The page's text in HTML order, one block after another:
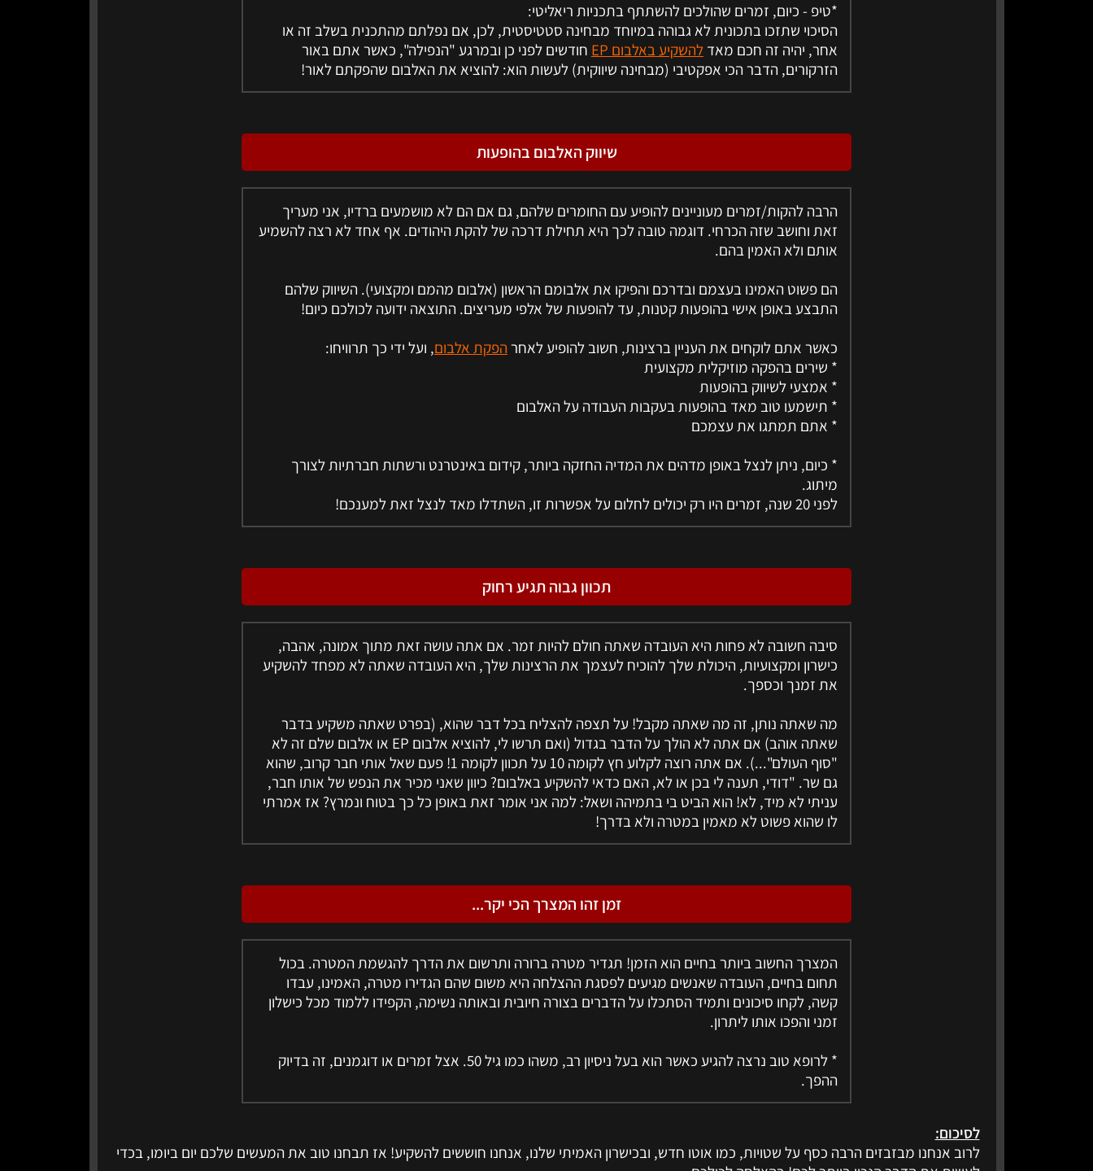
*טיפ - כיום, זמרים שהולכים להשתתף בתכניות ריאליטי:
הסיכוי שתזכו בתכונית לא גבוהה במיוחד מבחינה סטטיסטית, לכן, אם נפלתם מהתכנית בשלב זה או
אחר, יהיה זה חכם מאד להשקיע באלבום EP
חודשים לפני כן ובמרגע "הנפילה", כאשר אתם באור
הזרקורים, הדבר הכי אפקטיבי (מבחינה שיווקית) לעשות הוא: להוציא את האלבום שהפקתם לאור!
שיווק האלבום בהופעות
הרבה להקות/זמרים מעוניינים להופיע עם החומרים שלהם, גם אם הם לא מושמעים ברדיו, אני מעריך
זאת וחושב שזה הכרחי. דוגמה טובה לכך היא תחילת דרכה של להקת היהודים. אף אחד לא רצה להשמיע
אותם ולא האמין בהם.
הם פשוט האמינו בעצמם ובדרכם והפיקו את אלבומם הראשון (אלבום מהמם ומקצועי). השיווק שלהם
התבצע באופן אישי בהופעות קטנות, עד להופעות של אלפי מעריצים. התוצאה ידועה לכולכם כיום!
כאשר אתם לוקחים את העניין ברצינות, חשוב להופיע לאחר הפקת אלבום, ועל ידי כך תרוויחו:
* שירים בהפקה מוזיקלית מקצועית
* אמצעי לשיווק בהופעות
* תישמעו טוב מאד בהופעות בעקבות העבודה על האלבום
* אתם תמתגו את עצמכם
* כיום, ניתן לנצל באופן מדהים את המדיה החזקה ביותר, קידום באינטרנט ורשתות חברתיות לצורך
מיתוג.
לפני 20 שנה, זמרים היו רק יכולים לחלום על אפשרות זו, השתדלו מאד לנצל זאת למענכם!
תכוון גבוה תגיע רחוק
סיבה חשובה לא פחות היא העובדה שאתה חולם להיות זמר. אם אתה עושה זאת מתוך אמונה, אהבה,
כישרון ומקצועיות, היכולת שלך להוכיח לעצמך את הרצינות שלך, היא העובדה שאתה לא מפחד להשקיע
את זמנך וכספך.
מה שאתה נותן, זה מה שאתה מקבל! על תצפה להצליח בכל דבר שהוא, (בפרט שאתה משקיע בדבר
שאתה אוהב) אם אתה לא הולך על הדבר בגדול (ואם תרשו לי, להוציא אלבום EP או אלבום שלם זה לא
"סוף העולם"...). אם אתה רוצה לקלוע חץ לקומה 10 על תכוון לקומה 1! פעם שאל אותי חבר קרוב, שהוא
גם שר. "דודי, תענה לי בכן או לא, האם כדאי להשקיע באלבום? כיוון שאני מכיר את הנפש של אותו חבר,
עניתי לא מיד, לא! הוא הביט בי בתמיהה ושאל: למה אני אומר זאת באופן כל כך בטוח ונמרץ? אז אמרתי
לו שהוא פשוט לא מאמין במטרה ולא בדרך!
זמן זהו המצרך הכי יקר...
המצרך החשוב ביותר בחיים הוא הזמן! תגדיר מטרה ברורה ותרשום את הדרך להגשמת המטרה. בכול
תחום בחיים, העובדה שאנשים מגיעים לפסגת ההצלחה היא משום שהם הגדירו מטרה, האמינו, עבדו
קשה, לקחו סיכונים ותמיד הסתכלו על הדברים בצורה חיובית ובאותה נשימה, הקפידו ללמוד מכל כישלון
זמני והפכו אותו ליתרון.
* לרופא טוב נרצה להגיע כאשר הוא בעל ניסיון רב, משהו כמו גיל 50. אצל זמרים או דוגמנים, זה בדיוק
ההפך.
לסיכום:
לרוב אנחנו מבזבזים הרבה כסף על שטויות, כמו אוטו חדש, ובכישרון האמיתי שלנו, אנחנו חוששים להשקיע! אז תבחנו טוב את המעשים שלכם יום ביומו, בכדי